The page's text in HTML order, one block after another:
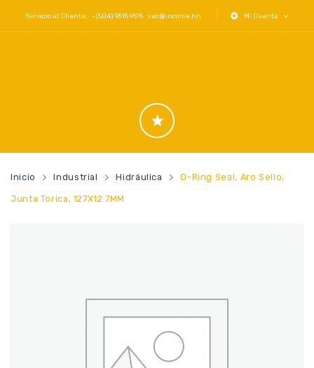
Servicio al Cliente: +(504) 9515 9515 sac@income.hn Mi Cuenta
Inicio Industrial Hidráulica O-Ring Seal, Aro Sello,
Junta Torica, 127X12.7MM